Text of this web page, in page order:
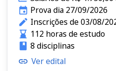
Prova dia 27/09/2026
Inscrições de 03/08/
112 horas de estudo
8 disciplinas
Ver edital